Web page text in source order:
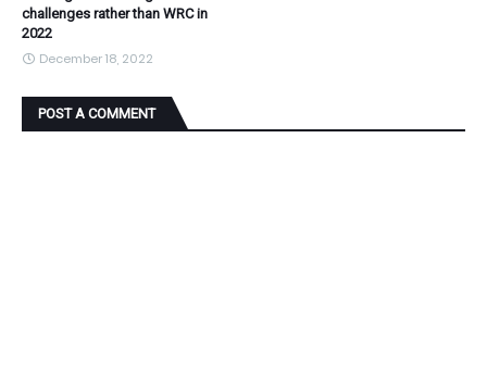
challenges rather than WRC in
2022
December 18, 2022
POST A COMMENT